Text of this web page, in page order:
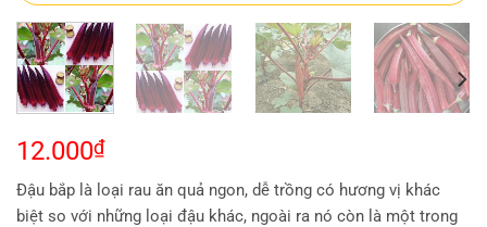
12.000₫
Đậu bắp là loại rau ăn quả ngon, dễ trồng có hương vị khác
biệt so với những loại đậu khác, ngoài ra nó còn là một trong